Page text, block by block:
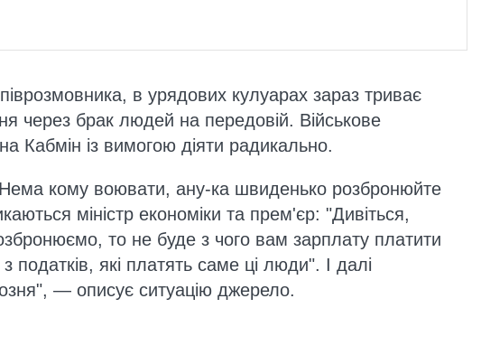
в урядових кулуарах зараз триває
через брак людей на передовій. Військове
Кабмін із вимогою діяти радикально.
кому воювати, ану-ка швиденько розбронюйте
міністр економіки та прем'єр: "Дивіться,
то не буде з чого вам зарплату платити
які платять саме ці люди". І далі
— описує ситуацію джерело.